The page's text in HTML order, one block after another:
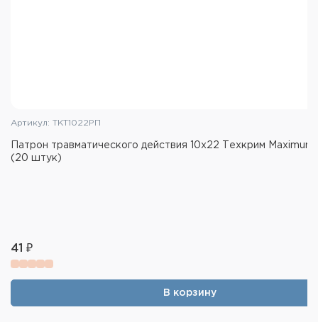
Артикул: ТКТ1022РП
Патрон травматического действия 10х22 Техкрим Maximum
(20 штук)
41 ₽
В корзину